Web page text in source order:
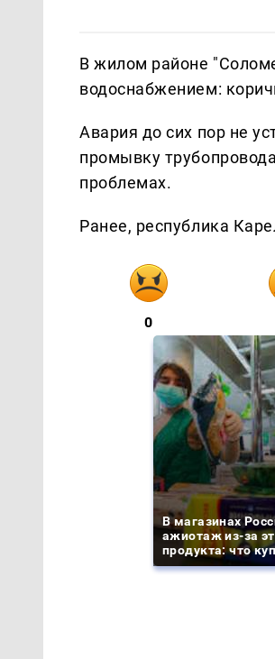
В жилом районе
водоснабжением:
Авария до сих пор не
промывку
проблемах.
Ранее, республика
0
В магазинах
ажиотаж из-за
продукта: что